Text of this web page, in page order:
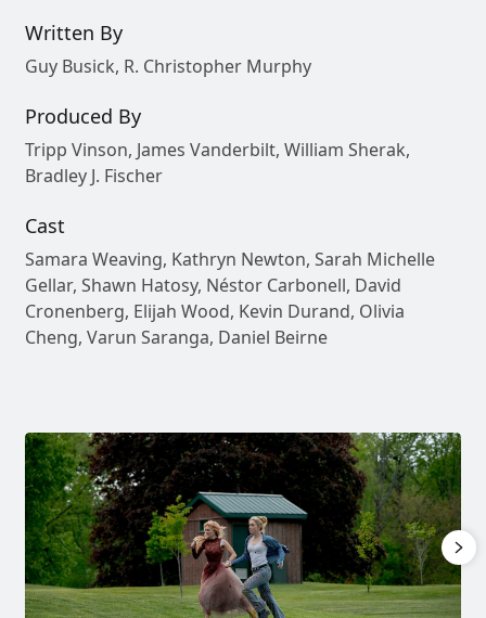
Written By
Guy Busick, R. Christopher Murphy
Produced By
Tripp Vinson, James Vanderbilt, William Sherak,
Bradley J. Fischer
Cast
Samara Weaving, Kathryn Newton, Sarah Michelle
Gellar, Shawn Hatosy, Néstor Carbonell, David
Cronenberg, Elijah Wood, Kevin Durand, Olivia
Cheng, Varun Saranga, Daniel Beirne